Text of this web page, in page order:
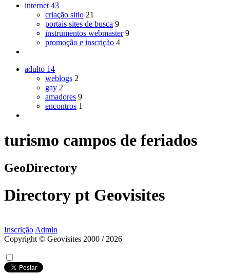
internet 43
criação sitio 21
portais sites de busca 9
instrumentos webmaster 9
promoção e inscrição 4
adulto 14
weblogs 2
gay 2
amadores 9
encontros 1
turismo campos de feriados
GeoDirectory
Directory pt Geovisites
Inscrição Admin
Copyright © Geovisites 2000 / 2026